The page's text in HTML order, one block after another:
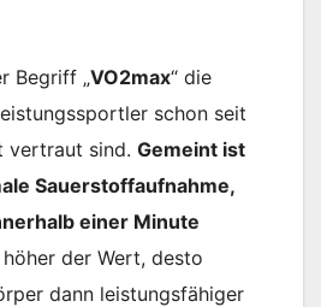
Begriff „VO2max“ die
schon seit
vertraut sind. Gemeint ist
Sauerstoffaufnahme,
einer Minute
höher der Wert, desto
dann leistungsfähiger